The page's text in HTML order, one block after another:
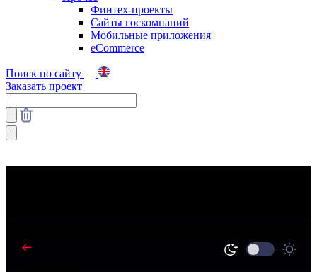
Финтех-проекты
Сайты госкомпаний
Мобильные приложения
eCommerce
Поиск по сайту
Заказать проект